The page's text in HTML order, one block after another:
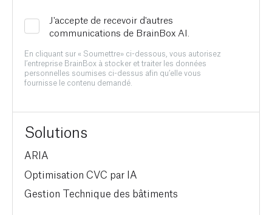
J'accepte de recevoir d'autres
communications de BrainBox AI.
En cliquant sur « Soumettre» ci-dessous, vous autorisez
l’entreprise BrainBox à stocker et traiter les données
personnelles soumises ci-dessus afin qu’elle vous
fournisse le contenu demandé.
Solutions
ARIA
Optimisation CVC par IA
Gestion Technique des bâtiments